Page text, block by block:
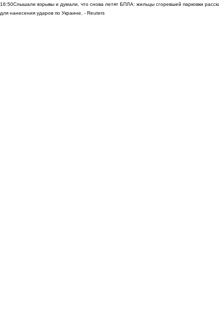
16:50Слышали взрывы и думали, что снова летят БПЛА: жильцы сгоревшей парковки
для нанесения ударов по Украине, - Reuters